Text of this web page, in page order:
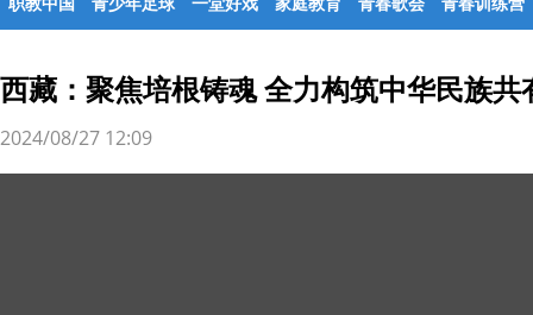
西藏：聚焦培根铸魂 全力构筑中华民族共
2024/08/27 12:09